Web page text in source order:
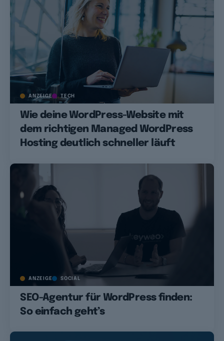
ANZEIGE TECH
Wie deine WordPress-Website mit
dem richtigen Managed WordPress
Hosting deutlich schneller läuft
ANZEIGE SOCIAL
SEO-Agentur für WordPress finden:
So einfach geht’s